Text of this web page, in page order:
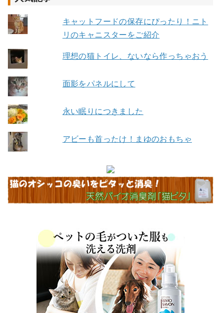
キャットフードの保存にぴったり！ニト
リのキャニスターをご紹介
理想の猫トイレ、ないなら作っちゃおう
面影をパネルにして
永い眠りにつきました
アビーも首ったけ！まゆのおもちゃ